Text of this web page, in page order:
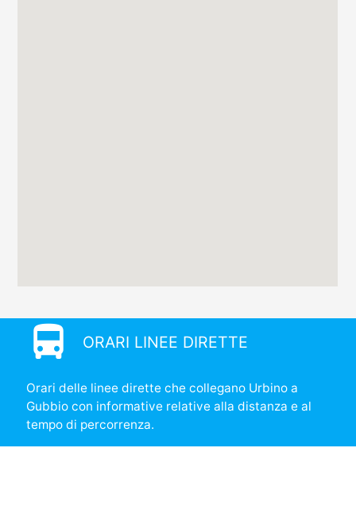
directions_bus ORARI LINEE DIRETTE
Orari delle linee dirette che collegano Urbino a
Gubbio con informative relative alla distanza e al
tempo di percorrenza.